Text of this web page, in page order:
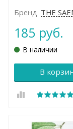
Бренд THE
185 руб.
В наличии
В